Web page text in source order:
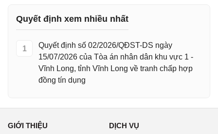
Quyết định xem nhiều nhất
1
Quyết định số 02/2026/QĐST-DS ngày
15/07/2026 của Tòa án nhân dân khu vực 1 -
Vĩnh Long, tỉnh Vĩnh Long về tranh chấp hợp
đồng tín dụng
GIỚI THIỆU DỊCH VỤ